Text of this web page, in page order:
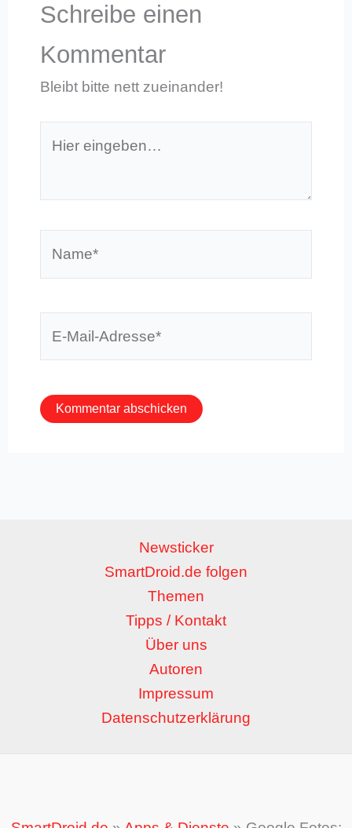
Schreibe einen
Kommentar
Bleibt bitte nett zueinander!
eingeben…
Newsticker
SmartDroid.de folgen
Themen
Tipps / Kontakt
Über uns
Autoren
Impressum
Datenschutzerklärung